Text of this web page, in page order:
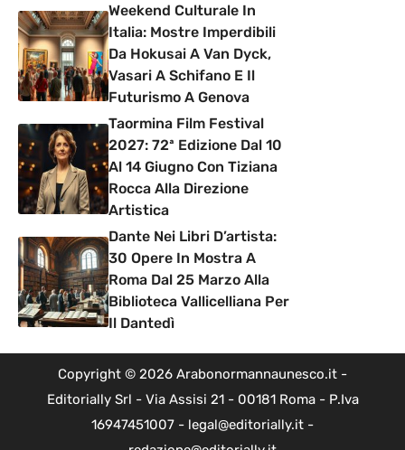
Weekend Culturale In
Italia: Mostre Imperdibili
Da Hokusai A Van Dyck,
Vasari A Schifano E Il
Futurismo A Genova
Taormina Film Festival
2027: 72ª Edizione Dal 10
Al 14 Giugno Con Tiziana
Rocca Alla Direzione
Artistica
Dante Nei Libri D’artista:
30 Opere In Mostra A
Roma Dal 25 Marzo Alla
Biblioteca Vallicelliana Per
Il Dantedì
Copyright © 2026 Arabonormannaunesco.it -
Editorially Srl - Via Assisi 21 - 00181 Roma - P.Iva
16947451007 - legal@editorially.it -